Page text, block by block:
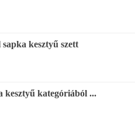
kesztyű szett
kesztyű kategóriából ...